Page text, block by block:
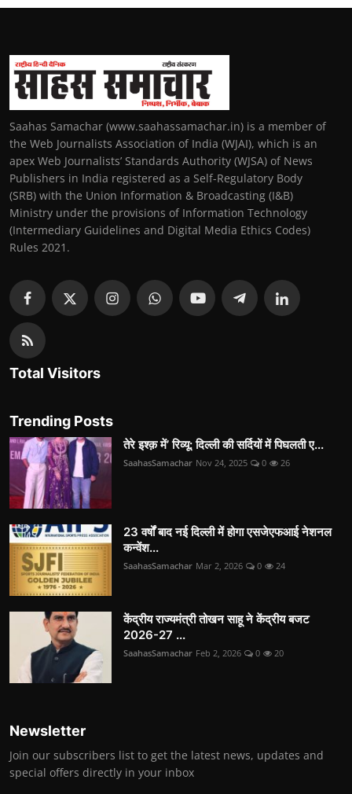
Saahas Samachar (www.saahassamachar.in) is a member of
the Web Journalists Association of India (WJAI), which is an
apex Web Journalists’ Standards Authority (WJSA) of News
Publishers in India registered as a Self-Regulatory Body
(SRB) with the Union Information & Broadcasting (I&B)
Ministry under the provisions of Information Technology
(Intermediary Guidelines and Digital Media Ethics Codes)
Rules 2021.
Total Visitors
Trending Posts
तेरे इश्क़ में’ रिव्यू: दिल्ली की सर्दियों में पिघलती ए...
SaahasSamachar Nov 24, 2025 0 26
23 वर्षों बाद नई दिल्ली में होगा एसजेएफआई नेशनल
कन्वेंश...
SaahasSamachar Mar 2, 2026 0 24
केंद्रीय राज्यमंत्री तोखन साहू ने केंद्रीय बजट
2026-27 ...
SaahasSamachar Feb 2, 2026 0 20
Newsletter
Join our subscribers list to get the latest news, updates and
special offers directly in your inbox